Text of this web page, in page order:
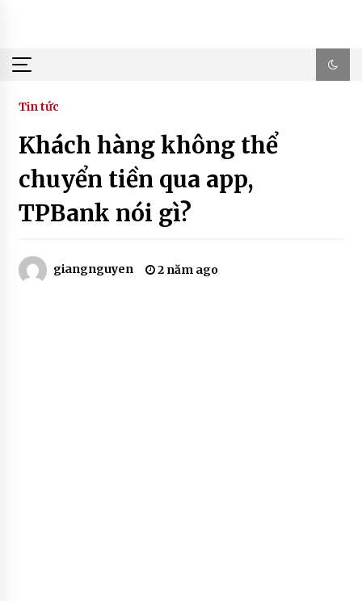
Tin tức
Khách hàng không thể
chuyển tiền qua app,
TPBank nói gì?
giangnguyen 2 năm ago